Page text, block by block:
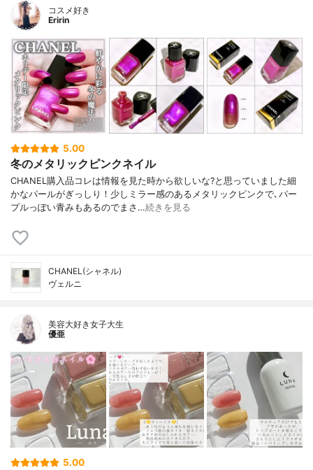
コスメ好き
Eririn
5.00
冬のメタリックピンクネイル
CHANEL購入品コレは情報を見た時から欲しいな?と思っていました細
かなパールがぎっしり！少しミラー感のあるメタリックピンクで､パー
プルっぽい青みもあるのでまさ…続きを見る
CHANEL(シャネル)
ヴェルニ
美容大好き女子大生
優亜
5.00